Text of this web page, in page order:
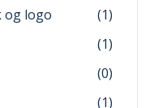
og logo
(1)
(1)
(0)
(1)